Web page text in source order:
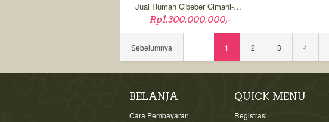
Jual Rumah Cibeber Cimahi-Bandung
Rp1.300.000.000,-
Sebelumnya 1 2 3 4
BELANJA
Cara Pembayaran
QUICK MENU
Registrasi